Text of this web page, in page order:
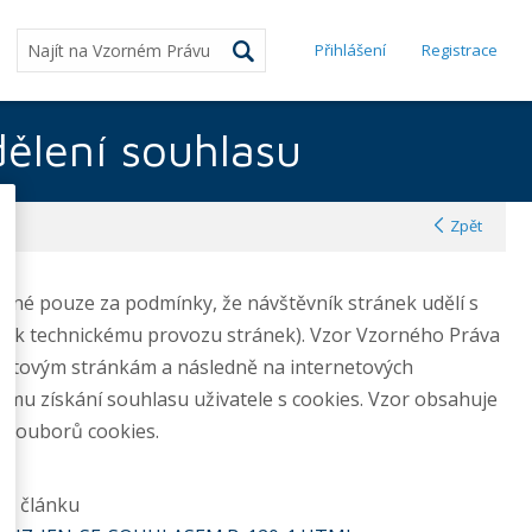
Přihlášení Registrace
souhlasu
Zpět
pouze za podmínky, že návštěvník stránek udělí s
technickému provozu stránek). Vzor Vzorného Práva
stránkám a následně na internetových
získání souhlasu uživatele s cookies. Vzor obsahuje
cookies.
článku